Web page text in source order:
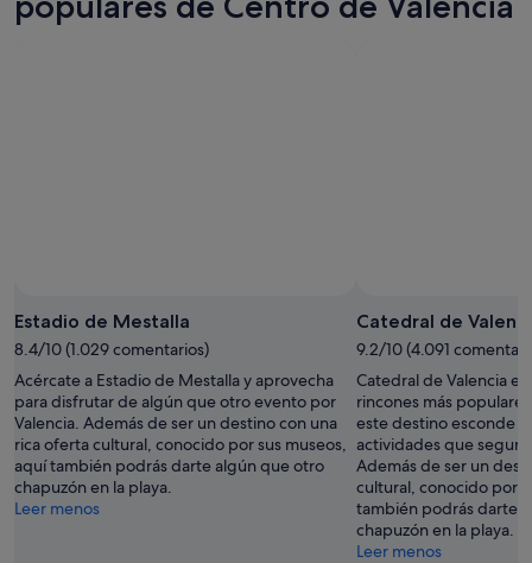
Estadio de Mestalla
8.4/10 (1.029 comentarios)
Acércate a Estadio de Mestalla y aprovecha
para disfrutar de algún que otro evento por
Valencia. Además de ser un destino con una
rica oferta cultural, conocido por sus museos,
aquí también podrás darte algún que otro
chapuzón en la playa.
Leer menos
Catedral de
9.2/10 (4.091
Catedral de Valencia
rincones más
este destino esconde
actividades que
Además de ser un
cultural, conocido por
también podrás darte
chapuzón en la playa.
Leer menos